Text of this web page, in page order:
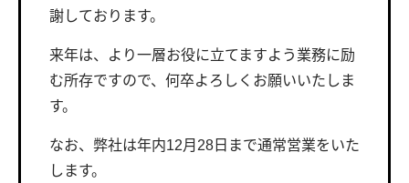
謝しております。
来年は、より一層お役に立てますよう業務に励
む所存ですので、何卒よろしくお願いいたしま
す。
なお、弊社は年内12月28日まで通常営業をいた
します。